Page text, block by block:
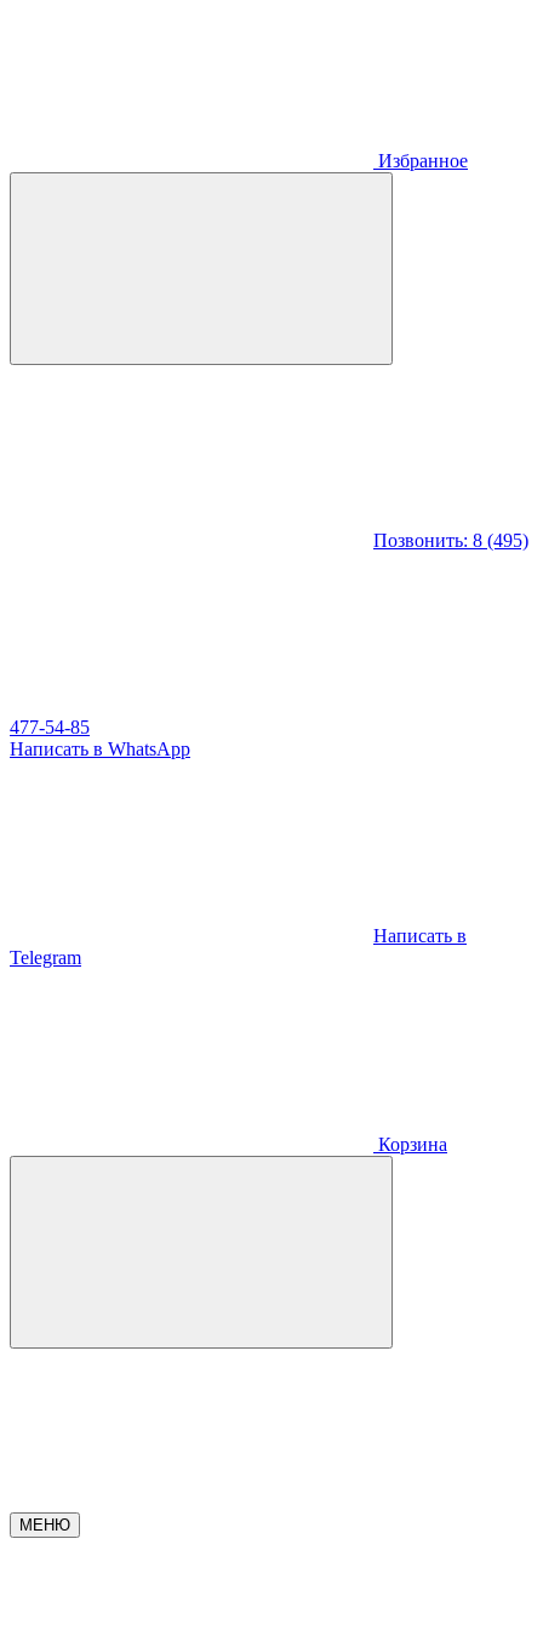
Избранное
Позвонить: 8 (495)
477-54-85
Написать в WhatsApp
Написать в
Telegram
Корзина
МЕНЮ